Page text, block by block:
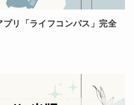
プリ「ライフコンパス」完全